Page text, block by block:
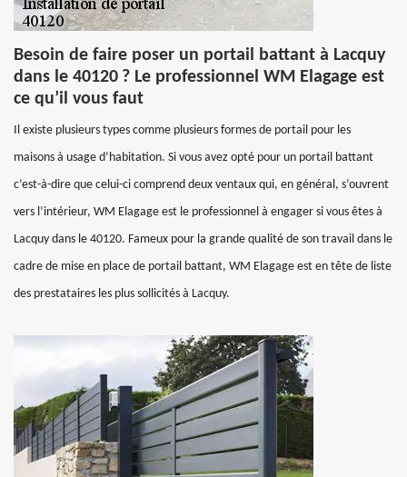
Besoin de faire poser un portail battant à Lacquy
dans le 40120 ? Le professionnel WM Elagage est
ce qu’il vous faut
Il existe plusieurs types comme plusieurs formes de portail pour les
maisons à usage d’habitation. Si vous avez opté pour un portail battant
c’est-à-dire que celui-ci comprend deux ventaux qui, en général, s’ouvrent
vers l’intérieur, WM Elagage est le professionnel à engager si vous êtes à
Lacquy dans le 40120. Fameux pour la grande qualité de son travail dans le
cadre de mise en place de portail battant, WM Elagage est en tête de liste
des prestataires les plus sollicités à Lacquy.